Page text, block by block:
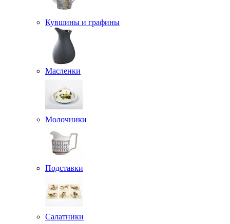
Кувшины и графины
Масленки
Молочники
Подставки
Салатники